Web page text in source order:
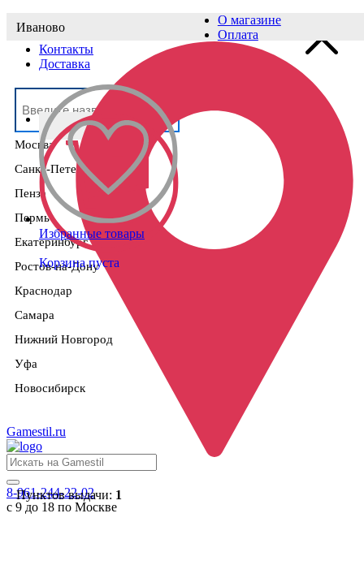
Выберите населённый пункт
Москва
Санкт-Петербург
Пенза
Пермь
Екатеринбург
Ростов-на-Дону
Краснодар
Самара
Нижний Новгород
Уфа
Новосибирск
Иваново
Пунктов выдачи: 1
О магазине
Оплата
Контакты
Доставка
Избранные товары
Корзина пуста
Gamestil.ru
8-961-244-22-02
с 9 до 18 по Москве